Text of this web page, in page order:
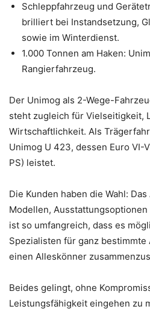
Schleppfahrzeug und
brilliert bei Instandsetzung,
sowie im Winterdienst.
1.000 Tonnen am Haken:
Rangierfahrzeug.
Der Unimog als 2-Wege-
steht zugleich für Vielseitigkeit,
Wirtschaftlichkeit. Als
Unimog U 423, dessen Euro VI-
PS) leistet.
Die Kunden haben die Wahl:
Modellen,
ist so umfangreich, dass es
Spezialisten für ganz bestimmte
einen Alleskönner
Beides gelingt, ohne
Leistungsfähigkeit eingehen zu